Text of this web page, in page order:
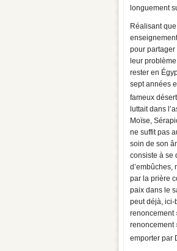
longuement
Réalisant
pour partager
leur
rester en
sept années
fameux
luttait dans
Moïse,
ne suffit pas
soin de son
consiste à se
d’embûches,
par la prière
paix dans le
peut déjà, ici-
renoncement
renoncement
emporter par